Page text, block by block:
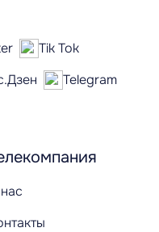
Tik Tok
Telegram